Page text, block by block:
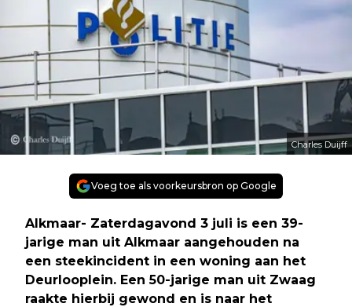
Charles Duijff
Voeg toe als voorkeursbron op Google
Alkmaar- Zaterdagavond 3 juli is een 39-
jarige man uit Alkmaar aangehouden na
een steekincident in een woning aan het
Deurlooplein. Een 50-jarige man uit Zwaag
raakte hierbij gewond en is naar het